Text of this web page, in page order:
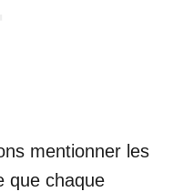
mentionner les
que chaque